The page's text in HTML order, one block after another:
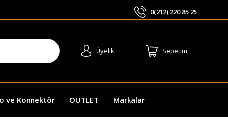
0(212) 220 85 25
Üyelik Sepetim
ve Konnektör OUTLET Markalar